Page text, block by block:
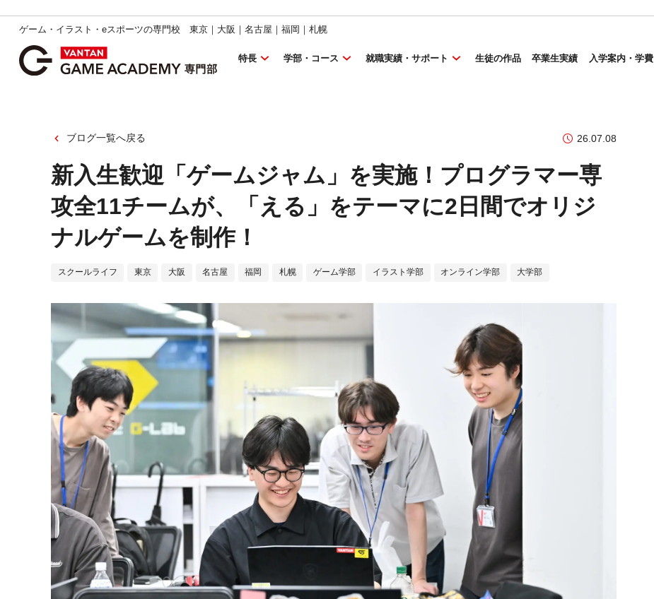
ゲーム・イラスト・eスポーツの専門校 東京｜大阪｜名古屋｜福岡｜札幌
特長 学部・コース 就職実績・サポート 生徒の作品 卒業生実績 入学案内・学費
ブログ一覧へ戻る 26.07.08
新入生歓迎「ゲームジャム」を実施！プログラマー専
攻全11チームが、「える」をテーマに2日間でオリジ
ナルゲームを制作！
スクールライフ 東京 大阪 名古屋 福岡 札幌 ゲーム学部 イラスト学部 オンライン学部 大学部